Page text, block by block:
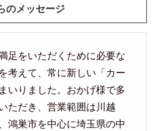
のメッセージ
足をいただくために必要な
考えて、常に新しい「カー
いりました。おかげ様で多
ただき、営業範囲は川越
鴻巣市を中心に埼玉県の中